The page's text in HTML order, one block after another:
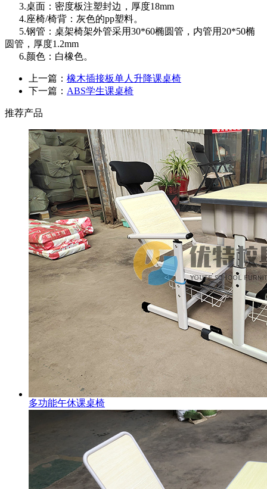
3.桌面：密度板注塑封边，厚度18mm
4.座椅/椅背：灰色的pp塑料。
5.钢管：桌架椅架外管采用30*60椭圆管，内管用20*50椭
圆管，厚度1.2mm
6.颜色：白橡色。
上一篇： 橡木插接板单人升降课桌椅
下一篇： ABS学生课桌椅
推荐产品
多功能午休课桌椅